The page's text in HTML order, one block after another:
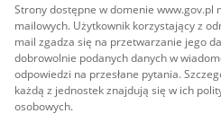
Strony dostępne w domenie www.gov.pl
mailowych. Użytkownik korzystający z
mail zgadza się na przetwarzanie jego
dobrowolnie podanych danych w
odpowiedzi na przesłane pytania.
każdą z jednostek znajdują się w ich
osobowych.